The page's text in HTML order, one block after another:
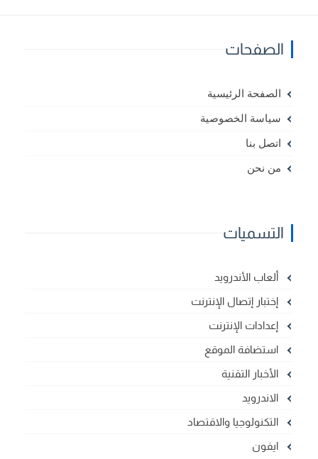
الصفحات
الصفحة الرئيسية
سياسة الخصوصية
اتصل بنا
من نحن
التسميات
ألعاب الأندرويد
إختبار إتصال الإنترنت
إعدادات الإنترنت
استضافة الموقع
الأخبار التقنية
الاندرويد
التكنولوجيا والاقتصاد
ايفون